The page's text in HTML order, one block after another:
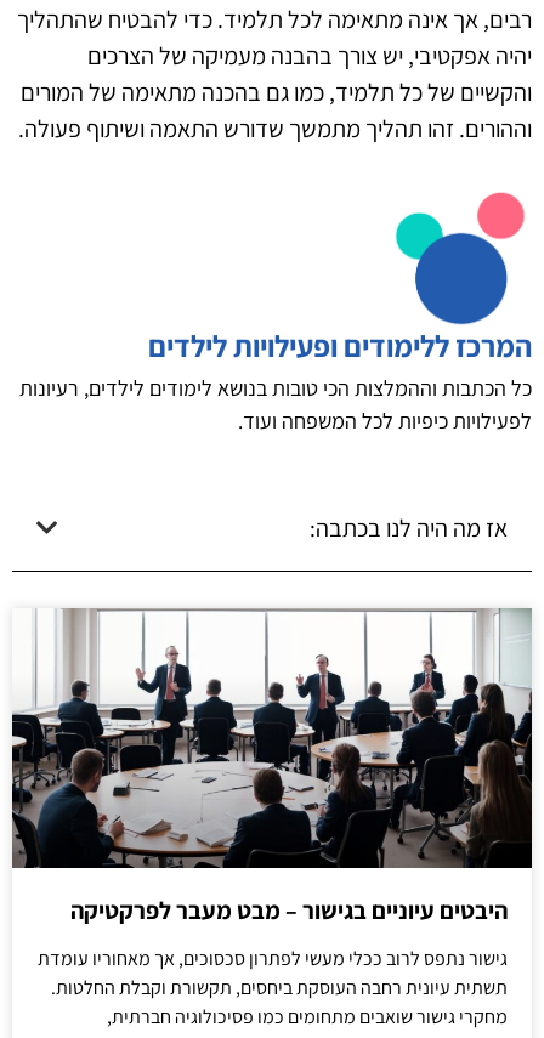
רבים, אך אינה מתאימה לכל תלמיד. כדי להבטיח שהתהליך
יהיה אפקטיבי, יש צורך בהבנה מעמיקה של הצרכים
והקשיים של כל תלמיד, כמו גם בהכנה מתאימה של המורים
וההורים. זהו תהליך מתמשך שדורש התאמה ושיתוף פעולה.
המרכז ללימודים ופעילויות לילדים
כל הכתבות וההמלצות הכי טובות בנושא לימודים לילדים, רעיונות
לפעילויות כיפיות לכל המשפחה ועוד.
אז מה היה לנו בכתבה:
היבטים עיוניים בגישור – מבט מעבר לפרקטיקה
גישור נתפס לרוב ככלי מעשי לפתרון סכסוכים, אך מאחוריו עומדת
תשתית עיונית רחבה העוסקת ביחסים, תקשורת וקבלת החלטות.
מחקרי גישור שואבים מתחומים כמו פסיכולוגיה חברתית,